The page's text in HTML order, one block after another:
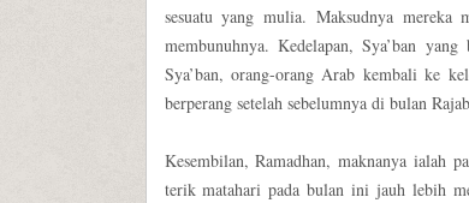
sesuatu yang mulia. Maksudnya
membunuhnya. Kedelapan, Sya’ban
Sya’ban, orang-orang Arab kembali ke
berperang setelah sebelumnya di bulan
Kesembilan, Ramadhan, maknanya ialah
terik matahari pada bulan ini jauh lebih